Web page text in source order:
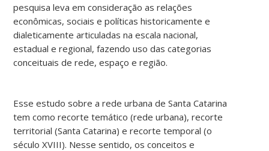
pesquisa leva em consideração as relações
econômicas, sociais e políticas historicamente e
dialeticamente articuladas na escala nacional,
estadual e regional, fazendo uso das categorias
conceituais de rede, espaço e região.
Esse estudo sobre a rede urbana de Santa Catarina
tem como recorte temático (rede urbana), recorte
territorial (Santa Catarina) e recorte temporal (o
século XVIII). Nesse sentido, os conceitos e